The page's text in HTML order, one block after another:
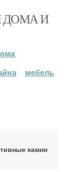
ДОМА И
мебель
камни